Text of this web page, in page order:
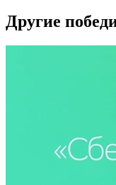
Другие